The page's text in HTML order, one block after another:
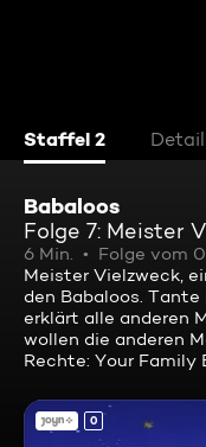
Staffel 2
Babaloos
Folge 7: Meister
6 Min.
Folge vom
Meister Vielzweck,
den Babaloos.
erklärt alle anderen
wollen die anderen
Rechte: Your
0